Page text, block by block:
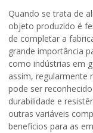
Quando se trata de
objeto produzido é
de completar a
grande importância
como indústrias em
assim, regularmente
pode ser
durabilidade e
outras variáveis
benefícios para as